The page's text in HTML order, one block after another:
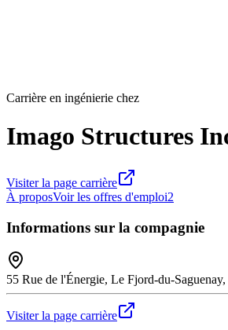
Carrière en ingénierie chez
Imago Structures
Visiter la page carrière
À proposVoir les offres d'emploi2
Informations sur la compagnie
55 Rue de l'Énergie, Le Fjord-du-
Visiter la page carrière